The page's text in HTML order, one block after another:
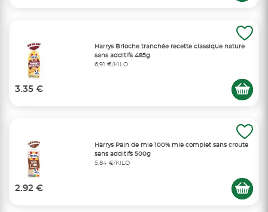
Harrys Brioche tranchée recette classique nature
sans additifs 485g
6,91 €/KILO
3.35 €
Harrys Pain de mie 100% mie complet sans croute
sans additifs 500g
5,84 €/KILO
2.92 €